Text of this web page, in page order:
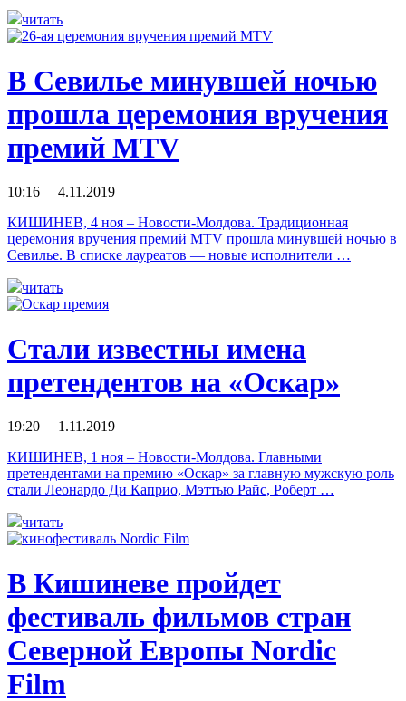
читать
В Севилье минувшей ночью
прошла церемония вручения
премий MTV
10:16 4.11.2019
КИШИНЕВ, 4 ноя – Новости-Молдова. Традиционная
церемония вручения премий MTV прошла минувшей ночью в
Севилье. В списке лауреатов — новые исполнители …
читать
Стали известны имена
претендентов на «Оскар»
19:20 1.11.2019
КИШИНЕВ, 1 ноя – Новости-Молдова. Главными
претендентами на премию «Оскар» за главную мужскую роль
стали Леонардо Ди Каприо, Мэттью Райс, Роберт …
читать
В Кишиневе пройдет
фестиваль фильмов стран
Северной Европы Nordic
Film